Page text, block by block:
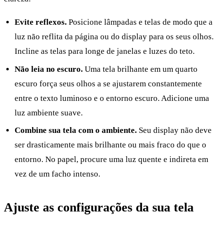
Evite reflexos. Posicione lâmpadas e telas de modo que a
luz não reflita da página ou do display para os seus olhos.
Incline as telas para longe de janelas e luzes do teto.
Não leia no escuro. Uma tela brilhante em um quarto
escuro força seus olhos a se ajustarem constantemente
entre o texto luminoso e o entorno escuro. Adicione uma
luz ambiente suave.
Combine sua tela com o ambiente. Seu display não deve
ser drasticamente mais brilhante ou mais fraco do que o
entorno. No papel, procure uma luz quente e indireta em
vez de um facho intenso.
Ajuste as configurações da sua tela